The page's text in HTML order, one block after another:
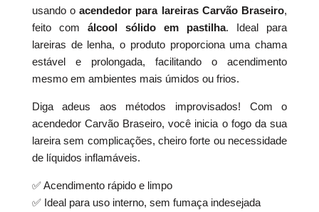
usando oacendedor para lareiras Carvão Braseiro,
feito com álcool sólido em pastilha. Ideal para
lareiras de lenha, o produto proporciona uma chama
estável e prolongada, facilitando o acendimento
mesmo em ambientes mais úmidos ou frios.
Diga adeus aos métodos improvisados! Com o
acendedor Carvão Braseiro, você inicia o fogo da sua
lareira sem complicações, cheiro forte ou necessidade
de líquidos inflamáveis.
✅ Acendimento rápido e limpo
✅ Ideal para uso interno, sem fumaça indesejada